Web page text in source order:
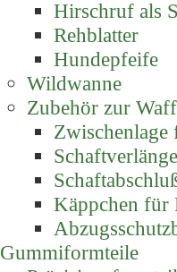
Hirschruf als
Rehblatter
Hundepfeife
Wildwanne
Zubehör zur
Käppchen für
Gummiformteile